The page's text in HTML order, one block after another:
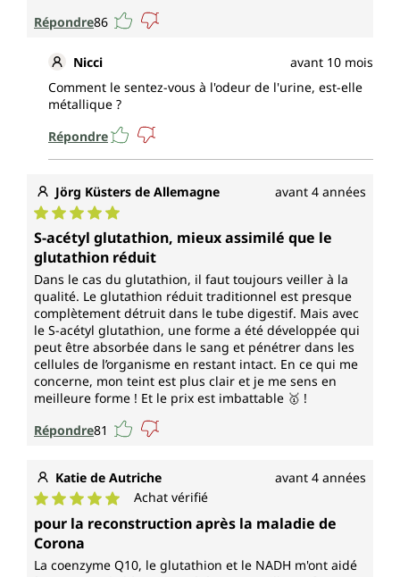
Répondre86
Nicci
avant 10 mois
Comment le sentez-vous à l'odeur de l'urine, est-elle
métallique ?
Répondre
Jörg Küsters de Allemagne avant 4 années
Note moyenne de 5 sur 5 étoiles
S-acétyl glutathion, mieux assimilé que le
glutathion réduit
Dans le cas du glutathion, il faut toujours veiller à la
qualité. Le glutathion réduit traditionnel est presque
complètement détruit dans le tube digestif. Mais avec
le S-acétyl glutathion, une forme a été développée qui
peut être absorbée dans le sang et pénétrer dans les
cellules de l’organisme en restant intact. En ce qui me
concerne, mon teint est plus clair et je me sens en
meilleure forme ! Et le prix est imbattable 🥇 !
Répondre81
Katie de Autriche avant 4 années
Note moyenne de 5 sur 5 étoiles
Achat vérifié
pour la reconstruction après la maladie de
Corona
La coenzyme Q10, le glutathion et le NADH m'ont aidé